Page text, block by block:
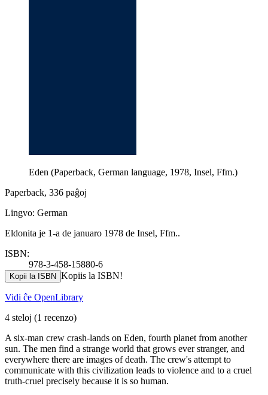
Eden (Paperback, German language, 1978, Insel, Ffm.)
Paperback, 336 paĝoj
Lingvo: German
Eldonita je 1-a de januaro 1978 de Insel, Ffm..
ISBN:
978-3-458-15880-6
Kopii la ISBN Kopiis la ISBN!
Vidi ĉe OpenLibrary
4 steloj (1 recenzo)
A six-man crew crash-lands on Eden, fourth planet from another
sun. The men find a strange world that grows ever stranger, and
everywhere there are images of death. The crew's attempt to
communicate with this civilization leads to violence and to a cruel
truth-cruel precisely because it is so human.